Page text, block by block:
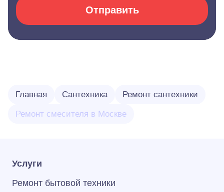
Отправить
Главная Сантехника Ремонт сантехники
Ремонт смесителя в Москве
Услуги
Ремонт бытовой техники